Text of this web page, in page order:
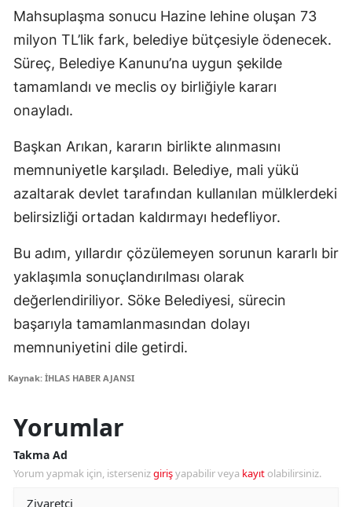
Mahsuplaşma sonucu Hazine lehine oluşan 73
milyon TL’lik fark, belediye bütçesiyle ödenecek.
Süreç, Belediye Kanunu’na uygun şekilde
tamamlandı ve meclis oy birliğiyle kararı
onayladı.
Başkan Arıkan, kararın birlikte alınmasını
memnuniyetle karşıladı. Belediye, mali yükü
azaltarak devlet tarafından kullanılan mülklerdeki
belirsizliği ortadan kaldırmayı hedefliyor.
Bu adım, yıllardır çözülemeyen sorunun kararlı bir
yaklaşımla sonuçlandırılması olarak
değerlendiriliyor. Söke Belediyesi, sürecin
başarıyla tamamlanmasından dolayı
memnuniyetini dile getirdi.
Kaynak: İHLAS HABER AJANSI
Yorumlar
Takma Ad
Yorum yapmak için, istersenizgirişyapabilir veya kayıt olabilirsiniz.